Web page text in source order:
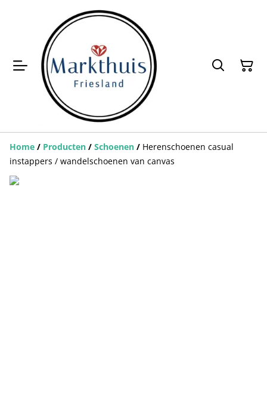
Home / Producten / Schoenen / Herenschoenen casual
instappers / wandelschoenen van canvas